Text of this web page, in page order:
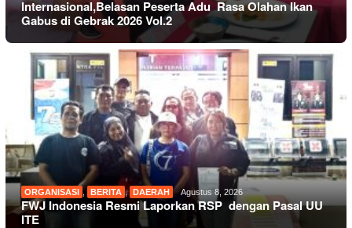
Internasional,Belasan Peserta Adu Rasa Olahan Ikan
Gabus di Gebrak 2026 Vol.2
ORGANISASI , BERITA , DAERAH Agustus 8, 2026
FWJ Indonesia Resmi Laporkan RSP dengan Pasal UU
ITE